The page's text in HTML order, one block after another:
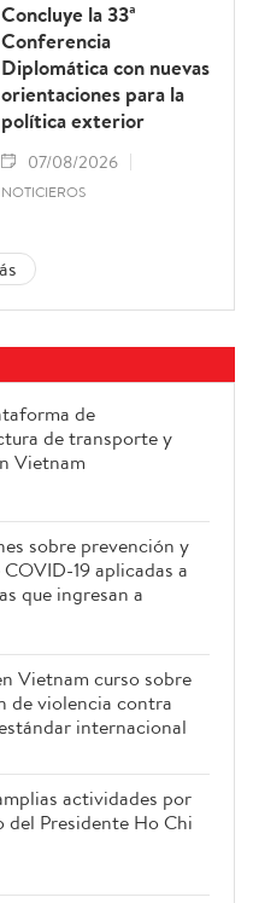
Concluye la 33ª
Conferencia
Diplomática con nuevas
orientaciones para la
política exterior
07/08/2026
NOTICIEROS
de
de transporte y
Vietnam
sobre prevención y
19 aplicadas a
que ingresan a
Vietnam curso sobre
de violencia contra
internacional
actividades por
del Presidente Ho Chi